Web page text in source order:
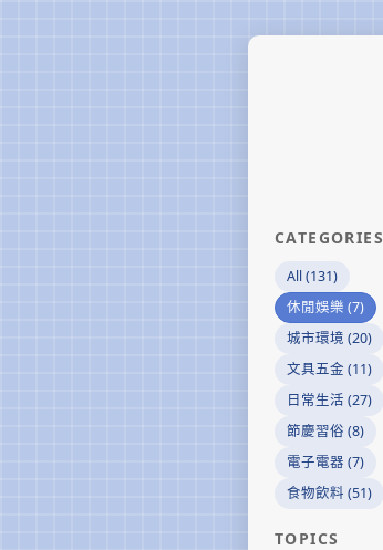
CATEGORIES
All (131)
休閒娛樂 (7)
城市環境 (20)
文具五金 (11)
日常生活 (27)
節慶習俗 (8)
電子電器 (7)
食物飲料 (51)
TOPICS